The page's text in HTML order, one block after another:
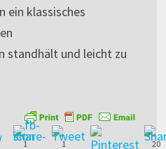
ein klassisches
standhält und leicht zu
1
1
20